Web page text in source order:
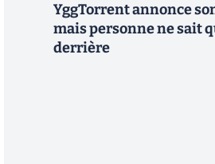
YggTorrent annonce
mais personne ne sait
derrière